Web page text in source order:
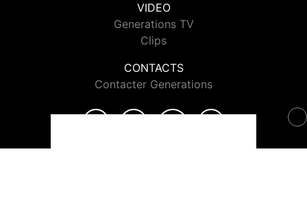
VIDEO
Generations TV
Clips
CONTACTS
Contacter Generations